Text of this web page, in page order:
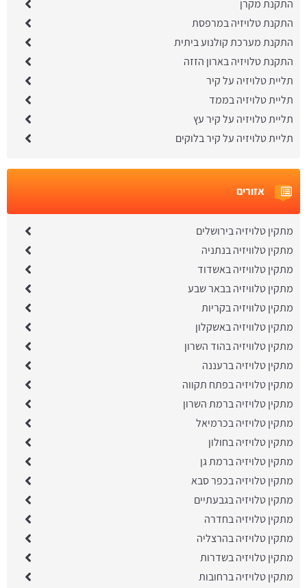
התקנת מקרן
התקנת טלויזיה במרפסת
התקנת מערכת קולנוע ביתית
התקנת טלויזיה בארון הזזה
תליית טלויזיה על קיר
תליית טלויזיה בממד
תליית טלויזיה על קיר עץ
תליית טלויזיה על קיר בלוקים
אזורים
מתקין טלויזיה בירושלים
מתקין טלוויזיה בנתניה
מתקין טלוויזיה באשדוד
מתקין טלוויזיה בבאר שבע
מתקין טלוויזיה בקריות
מתקין טלוויזיה באשקלון
מתקין טלוויזיה בהוד השרון
מתקין טלויזיה ברעננה
מתקין טלויזיה בפתח תקווה
מתקין טלויזיה ברמת השרון
מתקין טלויזיה בכרמיאל
מתקין טלויזיה בחולון
מתקין טלויזיה ברמת גן
מתקין טלויזיה בכפר סבא
מתקין טלויזיה בגבעתיים
מתקין טלויזיה בחדרה
מתקין טלויזיה בהרצליה
מתקין טלויזיה בשדרות
מתקין טלויזיה ברחובות